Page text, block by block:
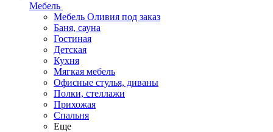
Мебель
Мебель Оливия под заказ
Баня, сауна
Гостиная
Детская
Кухня
Мягкая мебель
Офисные стулья, диваны
Полки, стеллажи
Прихожая
Спальня
Еще